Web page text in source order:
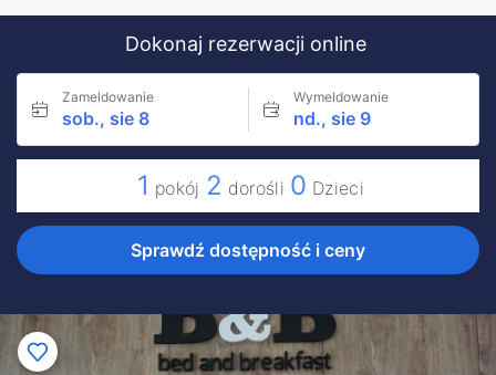
Dokonaj rezerwacji online
Zameldowanie
sob., sie 8
Wymeldowanie
nd., sie 9
1 pokój 2 dorośli 0 Dzieci
Sprawdź dostępność i ceny